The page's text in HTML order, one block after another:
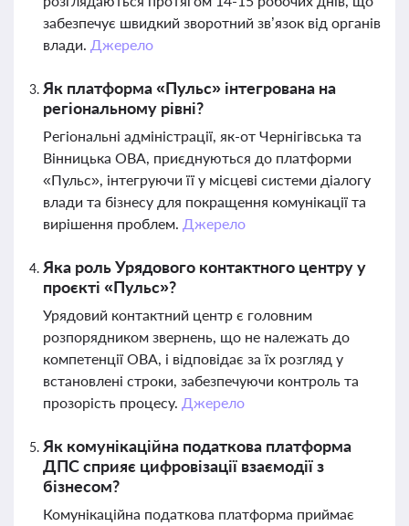
забезпечує швидкий зворотний зв’язок від органів
влади. Джерело
Як платформа «Пульс» інтегрована на
регіональному рівні?
Регіональні адміністрації, як-от Чернігівська та
Вінницька ОВА, приєднуються до платформи
«Пульс», інтегруючи її у місцеві системи діалогу
влади та бізнесу для покращення комунікації та
вирішення проблем. Джерело
Яка роль Урядового контактного центру у
проєкті «Пульс»?
Урядовий контактний центр є головним
розпорядником звернень, що не належать до
компетенції ОВА, і відповідає за їх розгляд у
встановлені строки, забезпечуючи контроль та
прозорість процесу. Джерело
Як комунікаційна податкова платформа
ДПС сприяє цифровізації взаємодії з
бізнесом?
Комунікаційна податкова платформа приймає